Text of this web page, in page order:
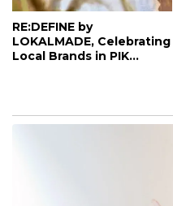
RE:DEFINE by
LOKALMADE, Celebrating
Local Brands in PIK